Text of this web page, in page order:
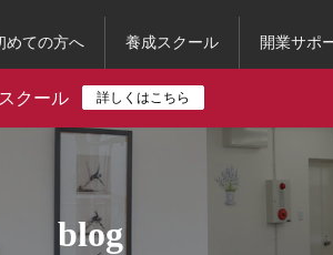
めての方へ 養成スクール 開業サポ
クール 詳しくはこちら
blog